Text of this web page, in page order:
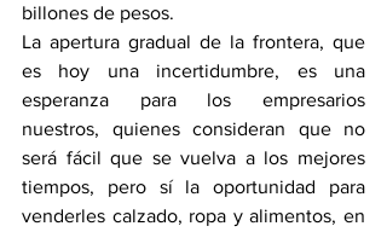
billones de pesos.
La apertura gradual de la frontera, que
es hoy una incertidumbre, es una
esperanza para los empresarios
nuestros, quienes consideran que no
será fácil que se vuelva a los mejores
tiempos, pero sí la oportunidad para
venderles calzado, ropa y alimentos, en